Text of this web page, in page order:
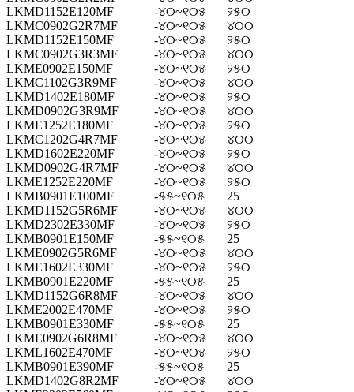
LKMD1152E120MF
-୪୦~୧୦୫
୨୫୦
LKMC0902G2R7MF
-୪୦~୧୦୫
୪୦୦
LKMD1152E150MF
-୪୦~୧୦୫
୨୫୦
LKMC0902G3R3MF
-୪୦~୧୦୫
୪୦୦
LKME0902E150MF
-୪୦~୧୦୫
୨୫୦
LKMC1102G3R9MF
-୪୦~୧୦୫
୪୦୦
LKMD1402E180MF
-୪୦~୧୦୫
୨୫୦
LKMD0902G3R9MF
-୪୦~୧୦୫
୪୦୦
LKME1252E180MF
-୪୦~୧୦୫
୨୫୦
LKMC1202G4R7MF
-୪୦~୧୦୫
୪୦୦
LKMD1602E220MF
-୪୦~୧୦୫
୨୫୦
LKMD0902G4R7MF
-୪୦~୧୦୫
୪୦୦
LKME1252E220MF
-୪୦~୧୦୫
୨୫୦
LKMB0901E100MF
-୫୫~୧୦୫
25
LKMD1152G5R6MF
-୪୦~୧୦୫
୪୦୦
LKMD2302E330MF
-୪୦~୧୦୫
୨୫୦
LKMB0901E150MF
-୫୫~୧୦୫
25
LKME0902G5R6MF
-୪୦~୧୦୫
୪୦୦
LKME1602E330MF
-୪୦~୧୦୫
୨୫୦
LKMB0901E220MF
-୫୫~୧୦୫
25
LKMD1152G6R8MF
-୪୦~୧୦୫
୪୦୦
LKME2002E470MF
-୪୦~୧୦୫
୨୫୦
LKMB0901E330MF
-୫୫~୧୦୫
25
LKME0902G6R8MF
-୪୦~୧୦୫
୪୦୦
LKML1602E470MF
-୪୦~୧୦୫
୨୫୦
LKMB0901E390MF
-୫୫~୧୦୫
25
LKMD1402G8R2MF
-୪୦~୧୦୫
୪୦୦